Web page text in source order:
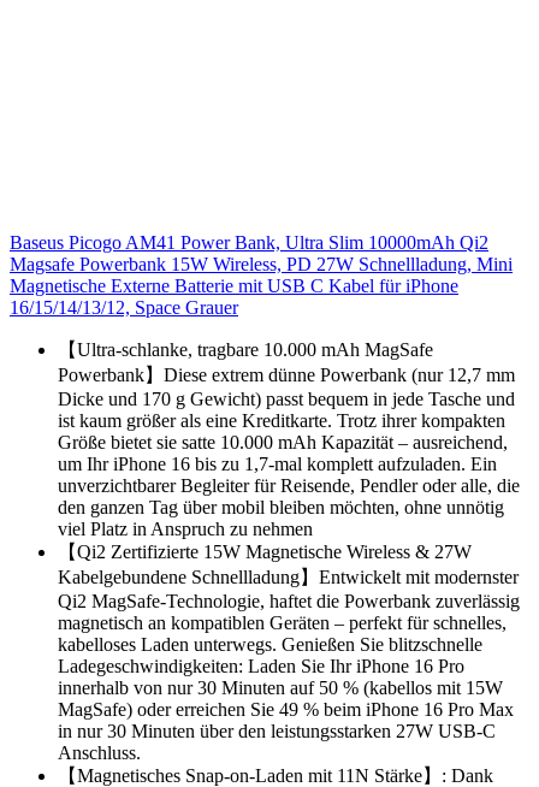
Baseus Picogo AM41 Power Bank, Ultra Slim 10000mAh Qi2
Magsafe Powerbank 15W Wireless, PD 27W Schnellladung, Mini
Magnetische Externe Batterie mit USB C Kabel für iPhone
16/15/14/13/12, Space Grauer
【Ultra-schlanke, tragbare 10.000 mAh MagSafe
Powerbank】Diese extrem dünne Powerbank (nur 12,7 mm
Dicke und 170 g Gewicht) passt bequem in jede Tasche und
ist kaum größer als eine Kreditkarte. Trotz ihrer kompakten
Größe bietet sie satte 10.000 mAh Kapazität – ausreichend,
um Ihr iPhone 16 bis zu 1,7-mal komplett aufzuladen. Ein
unverzichtbarer Begleiter für Reisende, Pendler oder alle, die
den ganzen Tag über mobil bleiben möchten, ohne unnötig
viel Platz in Anspruch zu nehmen
【Qi2 Zertifizierte 15W Magnetische Wireless & 27W
Kabelgebundene Schnellladung】Entwickelt mit modernster
Qi2 MagSafe-Technologie, haftet die Powerbank zuverlässig
magnetisch an kompatiblen Geräten – perfekt für schnelles,
kabelloses Laden unterwegs. Genießen Sie blitzschnelle
Ladegeschwindigkeiten: Laden Sie Ihr iPhone 16 Pro
innerhalb von nur 30 Minuten auf 50 % (kabellos mit 15W
MagSafe) oder erreichen Sie 49 % beim iPhone 16 Pro Max
in nur 30 Minuten über den leistungsstarken 27W USB-C
Anschluss.
【Magnetisches Snap-on-Laden mit 11N Stärke】: Dank